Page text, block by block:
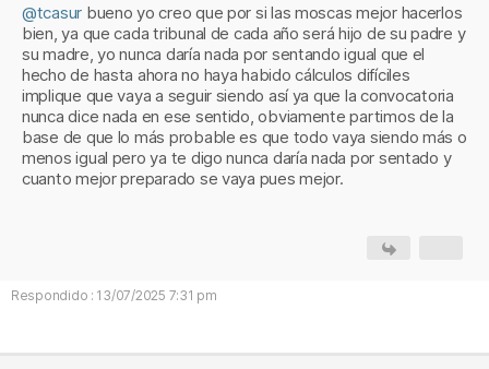
@tcasur bueno yo creo que por si las moscas mejor hacerlos
bien, ya que cada tribunal de cada año será hijo de su padre y
su madre, yo nunca daría nada por sentando igual que el
hecho de hasta ahora no haya habido cálculos difíciles
implique que vaya a seguir siendo así ya que la convocatoria
nunca dice nada en ese sentido, obviamente partimos de la
base de que lo más probable es que todo vaya siendo más o
menos igual pero ya te digo nunca daría nada por sentado y
cuanto mejor preparado se vaya pues mejor.
Respondido : 13/07/2025 7:31 pm